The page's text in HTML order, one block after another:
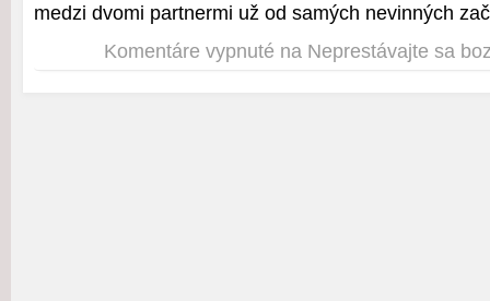
medzi dvomi partnermi už od samých nevinných
Komentáre vypnuté na Neprestávajte sa